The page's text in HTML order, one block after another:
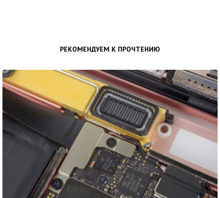
РЕКОМЕНДУЕМ К ПРОЧТЕНИЮ